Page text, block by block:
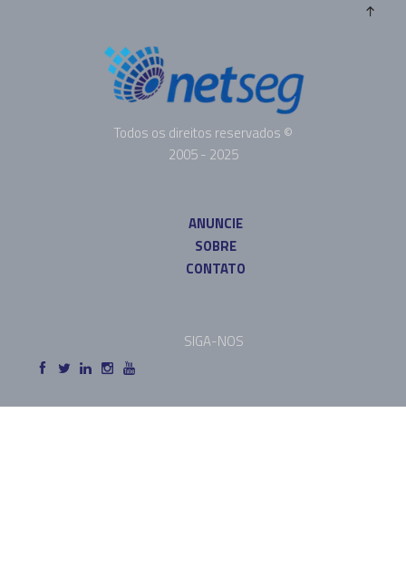
Todos os direitos reservados ©
2005 - 2025
ANUNCIE
SOBRE
CONTATO
SIGA-NOS